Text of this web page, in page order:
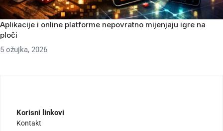
Aplikacije i online platforme nepovratno mijenjaju igre na
ploči
5 ožujka, 2026
Korisni linkovi
Kontakt